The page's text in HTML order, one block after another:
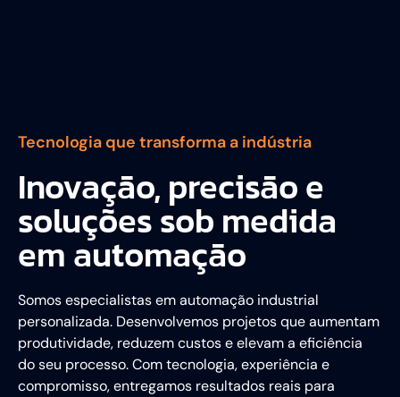
Tecnologia que transforma a indústria
Inovação, precisão e
soluções sob medida
em automação
Somos especialistas em automação industrial
personalizada. Desenvolvemos projetos que aumentam
produtividade, reduzem custos e elevam a eficiência
do seu processo. Com tecnologia, experiência e
compromisso, entregamos resultados reais para